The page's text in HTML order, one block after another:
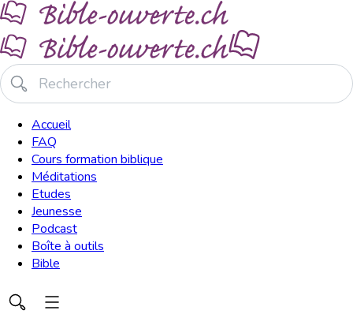
Accueil
FAQ
Cours formation biblique
Méditations
Etudes
Jeunesse
Podcast
Boîte à outils
Bible